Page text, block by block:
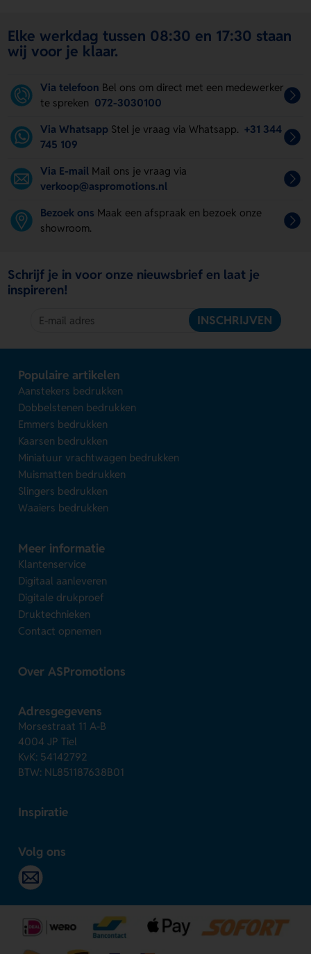
Elke werkdag tussen 08:30 en 17:30 staan
wij voor je klaar.
Via telefoon Bel ons om direct met een medewerker
te spreken 072-3030100
Via Whatsapp Stel je vraag via Whatsapp. +31 344
745 109
Via E-mail Mail ons je vraag via
verkoop@aspromotions.nl
Bezoek ons Maak een afspraak en bezoek onze
showroom.
Schrijf je in voor onze nieuwsbrief en laat je
inspireren!
INSCHRIJVEN
Populaire artikelen
Aanstekers bedrukken
Dobbelstenen bedrukken
Emmers bedrukken
Kaarsen bedrukken
Miniatuur vrachtwagen bedrukken
Muismatten bedrukken
Slingers bedrukken
Waaiers bedrukken
Meer informatie
Klantenservice
Digitaal aanleveren
Digitale drukproef
Druktechnieken
Contact opnemen
Over ASPromotions
Adresgegevens
Morsestraat 11 A-B
4004 JP Tiel
KvK: 54142792
BTW: NL851187638B01
Inspiratie
Volg ons